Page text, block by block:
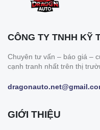
CÔNG TY TNHH KỸ
Chuyên tư vấn – báo giá –
cạnh tranh nhất trên thị
GIỚI THIỆU